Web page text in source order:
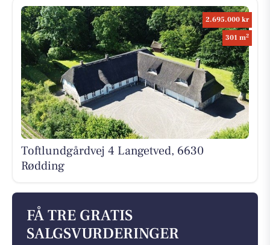
2.695.000 kr
301 m2
Toftlundgårdvej 4 Langetved, 6630
Rødding
FÅ TRE GRATIS
SALGSVURDERINGER